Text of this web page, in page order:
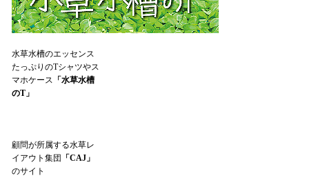
水草水槽のエッセンス
たっぷりのTシャツやス
マホケース 「水草水槽
のT」
顧問が所属する水草レ
イアウト集団
「CAJ」
のサイト